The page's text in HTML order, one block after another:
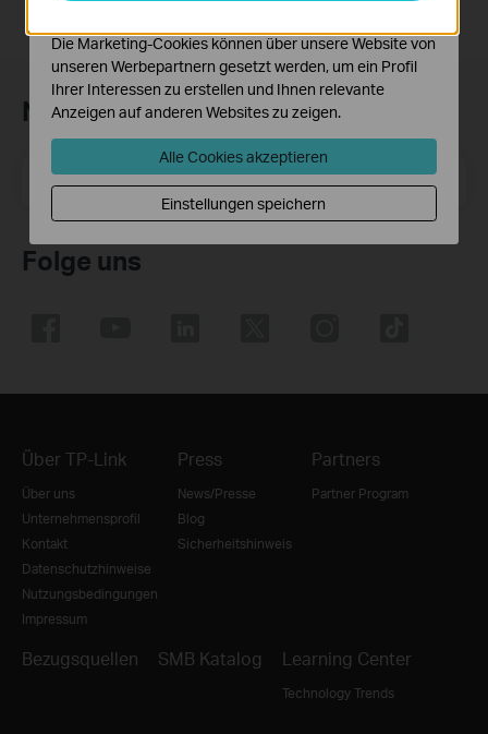
Newsletter abonnieren
E-Mail-Adresse Registrieren
Folge uns
Über TP-Link
Über uns
Unternehmensprofil
Kontakt
Datenschutzhinweise
Nutzungsbedingungen
Impressum
Press
News/Presse
Blog
Sicherheitshinweis
Partners
Partner Program
Bezugsquellen SMB Katalog Learning Center
Technology Trends
Die Marketing-Cookies können über unsere Website von
unseren Werbepartnern gesetzt werden, um ein Profil
Ihrer Interessen zu erstellen und Ihnen relevante
Anzeigen auf anderen Websites zu zeigen.
Alle Cookies akzeptieren
Einstellungen speichern